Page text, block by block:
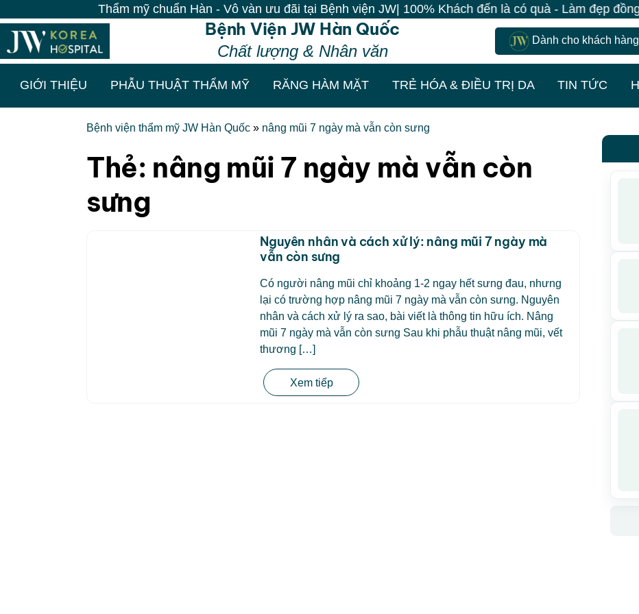
Thẩm mỹ chuẩn Hàn - Vô vàn ưu đãi tại Bệnh viện JW| 100% Khách đến là có quà - Làm đẹp
Bệnh Viện JW Hàn Quốc
Chất lượng & Nhân văn
Dành cho khách hàng
GIỚI THIỆU PHẪU THUẬT THẨM MỸ RĂNG HÀM MẶT TRẺ HÓA & ĐIỀU TRỊ DA TIN TỨC
Bệnh viện thẩm mỹ JW Hàn Quốc » nâng mũi 7 ngày mà vẫn còn sưng
Thẻ: nâng mũi 7 ngày mà vẫn còn
sưng
Nguyên nhân và cách xử lý: nâng mũi 7 ngày mà
vẫn còn sưng
Có người nâng mũi chỉ khoảng 1-2 ngay hết sưng đau, nhưng
lại có trường hợp nâng mũi 7 ngày mà vẫn còn sưng. Nguyên
nhân và cách xử lý ra sao, bài viết là thông tin hữu ích. Nâng
mũi 7 ngày mà vẫn còn sưng Sau khi phẫu thuật nâng mũi, vết
thương […]
Xem tiếp